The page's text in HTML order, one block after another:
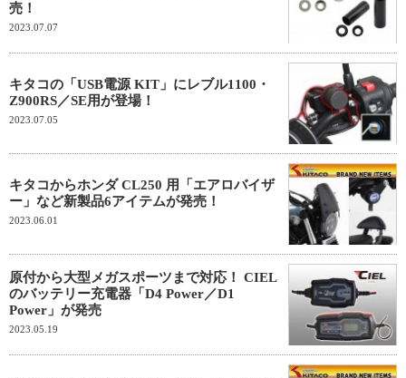
売！
2023.07.07
キタコの「USB電源 KIT」にレブル1100・
Z900RS／SE用が登場！
2023.07.05
キタコからホンダ CL250 用「エアロバイザ
ー」など新製品6アイテムが発売！
2023.06.01
原付から大型メガスポーツまで対応！ CIEL
のバッテリー充電器「D4 Power／D1
Power」が発売
2023.05.19